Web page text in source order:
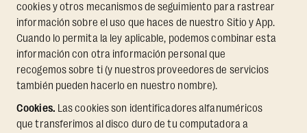
cookies y otros mecanismos de seguimiento para rastrear
información sobre el uso que haces de nuestro Sitio y App.
Cuando lo permita la ley aplicable, podemos combinar esta
información con otra información personal que
recogemos sobre ti (y nuestros proveedores de servicios
también pueden hacerlo en nuestro nombre).
Cookies. Las cookies son identificadores alfanuméricos
que transferimos al disco duro de tu computadora a